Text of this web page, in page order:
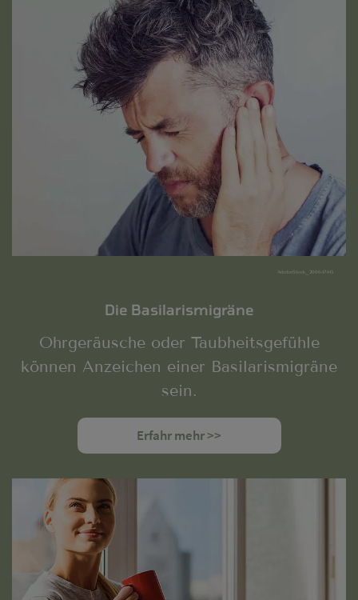
AdobeStock_200647445
Die Basilarismigräne
Ohrgeräusche oder Taubheitsgefühle
können Anzeichen einer Basilarismigräne
sein.
Erfahr mehr >>